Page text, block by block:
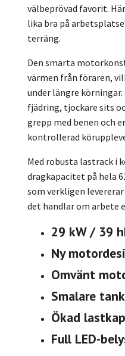
välbeprövad favorit.
lika bra på
terräng.
Den smarta
värmen från föraren,
under längre
fjädring, tjockare sits
grepp med benen och
kontrollerad
Med robusta lastrack i
dragkapacitet på hela
som verkligen
det handlar om arbete
29 kW / 39
Ny
Omvänt
Smalare
Ökad
Full LED-